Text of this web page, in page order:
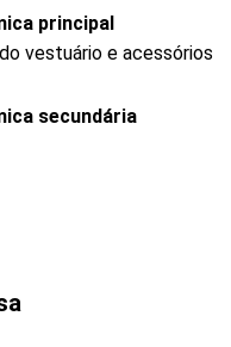
principal
vestuário e acessórios
secundária